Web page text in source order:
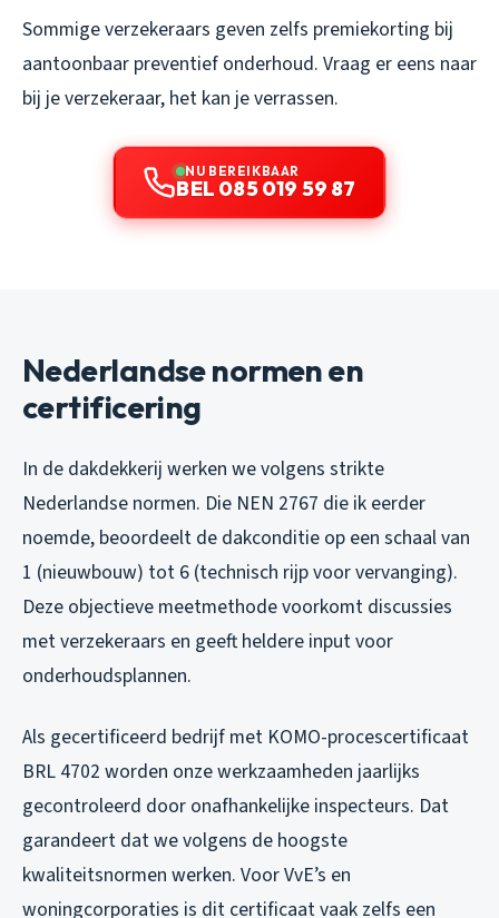
Sommige verzekeraars geven zelfs premiekorting bij
aantoonbaar preventief onderhoud. Vraag er eens naar
bij je verzekeraar, het kan je verrassen.
NU BEREIKBAAR
BEL 085 019 59 87
Nederlandse normen en
certificering
In de dakdekkerij werken we volgens strikte
Nederlandse normen. Die NEN 2767 die ik eerder
noemde, beoordeelt de dakconditie op een schaal van
1 (nieuwbouw) tot 6 (technisch rijp voor vervanging).
Deze objectieve meetmethode voorkomt discussies
met verzekeraars en geeft heldere input voor
onderhoudsplannen.
Als gecertificeerd bedrijf met KOMO-procescertificaat
BRL 4702 worden onze werkzaamheden jaarlijks
gecontroleerd door onafhankelijke inspecteurs. Dat
garandeert dat we volgens de hoogste
kwaliteitsnormen werken. Voor VvE’s en
woningcorporaties is dit certificaat vaak zelfs een